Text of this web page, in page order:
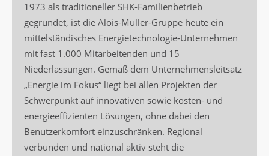
1973 als traditioneller SHK-Familienbetrieb
gegründet, ist die Alois-Müller-Gruppe heute ein
mittelständisches Energietechnologie-Unternehmen
mit fast 1.000 Mitarbeitenden und 15
Niederlassungen. Gemäß dem Unternehmensleitsatz
„Energie im Fokus“ liegt bei allen Projekten der
Schwerpunkt auf innovativen sowie kosten- und
energieeffizienten Lösungen, ohne dabei den
Benutzerkomfort einzuschränken. Regional
verbunden und national aktiv steht die